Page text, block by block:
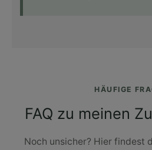
HÄUFIGE
FAQ zu meinen
Noch unsicher? Hier findest